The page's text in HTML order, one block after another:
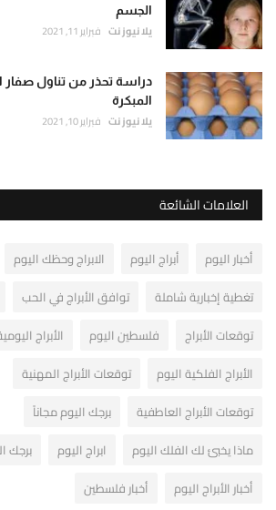
الجسم
يلا نيوز نت فبراير 11, 2021
دراسة تحذر من تناول صفار
المبكرة
يلا نيوز نت فبراير 10, 2021
العلامات الشائعة
أخبار اليوم أبراج اليوم الابراج وحظك اليوم
تغطية إخبارية شاملة
توافق الأبراج في الحب
توقعات الأبراج
فلسطين اليوم
الأبراج
الأبراج الفلكية اليوم
توقعات الأبراج المهنية
توقعات الأبراج العاطفية
برجك اليوم مجاناً
ماذا يخبئ لك الفلك اليوم
ابراج اليوم برجك
أخبار الأبراج اليوم
أخبار فلسطين